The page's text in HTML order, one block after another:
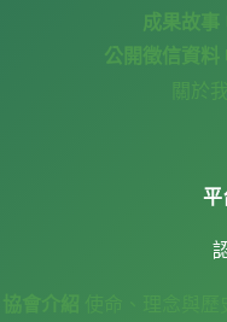
成果故事
公開徵信資料
平